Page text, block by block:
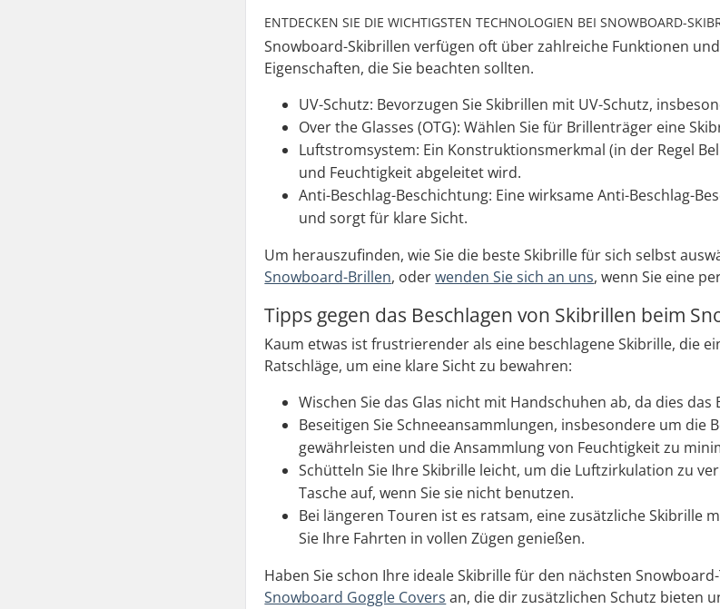
ENTDECKEN SIE DIE WICHTIGSTEN TECHNOLOGIEN BEI SNOWBOARD-
Snowboard-Skibrillen verfügen oft über zahlreiche Funktionen
Eigenschaften, die Sie beachten sollten.
UV-Schutz: Bevorzugen Sie Skibrillen mit UV-Schutz,
Over the Glasses (OTG): Wählen Sie für Brillenträger eine
Luftstromsystem: Ein Konstruktionsmerkmal (in der Regel
und Feuchtigkeit abgeleitet wird.
Anti-Beschlag-Beschichtung: Eine wirksame Anti-Beschlag-
und sorgt für klare Sicht.
Um herauszufinden, wie Sie die beste Skibrille für sich selbst
Snowboard-Brillen, oderwenden Sie sich an uns, wenn Sie eine
Tipps gegen das Beschlagen von Skibrillen beim
Kaum etwas ist frustrierender als eine beschlagene Skibrille, die
Ratschläge, um eine klare Sicht zu bewahren:
Wischen Sie das Glas nicht mit Handschuhen ab, da dies
Beseitigen Sie Schneeansammlungen, insbesondere um
gewährleisten und die Ansammlung von Feuchtigkeit zu
Schütteln Sie Ihre Skibrille leicht, um die Luftzirkulation zu
Tasche auf, wenn Sie sie nicht benutzen.
Bei längeren Touren ist es ratsam, eine zusätzliche Skibrille
Sie Ihre Fahrten in vollen Zügen genießen.
Haben Sie schon Ihre ideale Skibrille für den nächsten
Snowboard Goggle Covers an, die dir zusätzlichen Schutz bieten